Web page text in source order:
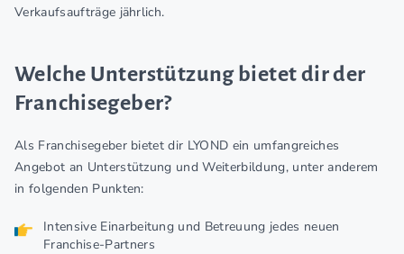
Verkaufsaufträge jährlich.
Welche Unterstützung bietet dir der
Franchisegeber?
Als Franchisegeber bietet dir LYOND ein umfangreiches
Angebot an Unterstützung und Weiterbildung, unter anderem
in folgenden Punkten:
Intensive Einarbeitung und Betreuung jedes neuen
Franchise-Partners